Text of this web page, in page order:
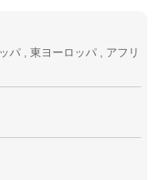
パ , 東ヨーロッパ , アフリ